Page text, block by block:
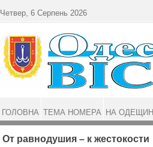
От равнодушия – к жестокости
Четвер, 6 Серпень 2026
ГОЛОВНА ТЕМА НОМЕРА НА ОДЕЩИНІ